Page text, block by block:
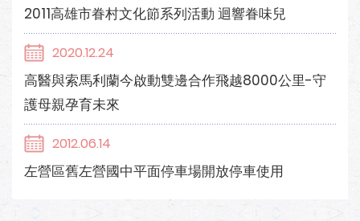
2011高雄市眷村文化節系列活動 迴響眷味兒
2020.12.24
高醫與索馬利蘭今啟動雙邊合作飛越8000公里-守
護母親孕育未來
2012.06.14
左營區舊左營國中平面停車場開放停車使用